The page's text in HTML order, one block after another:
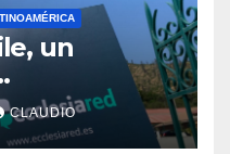
un
CLAUDIO
N